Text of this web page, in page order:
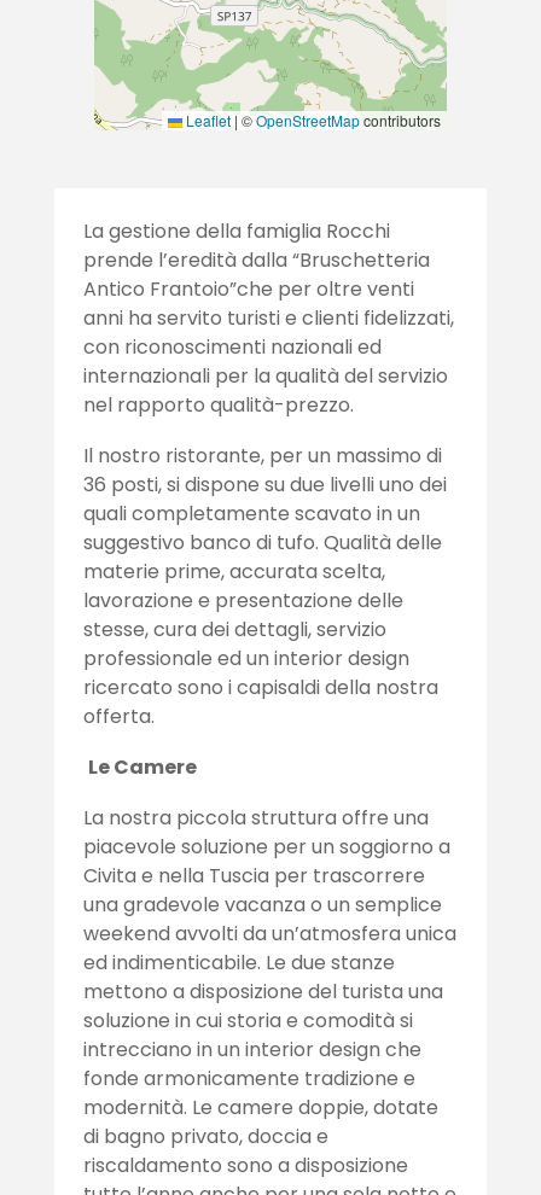
Leaflet | ©OpenStreetMapcontributors
La gestione della famiglia Rocchi
prende l’eredità dalla “Bruschetteria
Antico Frantoio”che per oltre venti
anni ha servito turisti e clienti fidelizzati,
con riconoscimenti nazionali ed
internazionali per la qualità del servizio
nel rapporto qualità-prezzo.
Il nostro ristorante, per un massimo di
36 posti, si dispone su due livelli uno dei
quali completamente scavato in un
suggestivo banco di tufo. Qualità delle
materie prime, accurata scelta,
lavorazione e presentazione delle
stesse, cura dei dettagli, servizio
professionale ed un interior design
ricercato sono i capisaldi della nostra
offerta.
Le Camere
La nostra piccola struttura offre una
piacevole soluzione per un soggiorno a
Civita e nella Tuscia per trascorrere
una gradevole vacanza o un semplice
weekend avvolti da un’atmosfera unica
ed indimenticabile. Le due stanze
mettono a disposizione del turista una
soluzione in cui storia e comodità si
intrecciano in un interior design che
fonde armonicamente tradizione e
modernità. Le camere doppie, dotate
di bagno privato, doccia e
riscaldamento sono a disposizione